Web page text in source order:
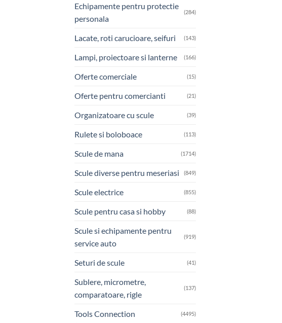
Echipamente pentru protectie
personala
(284)
Lacate, roti carucioare, seifuri (143)
Lampi, proiectoare si lanterne (166)
Oferte comerciale (15)
Oferte pentru comercianti (21)
Organizatoare cu scule (39)
Rulete si boloboace (113)
Scule de mana (1714)
Scule diverse pentru meseriasi (849)
Scule electrice (855)
Scule pentru casa si hobby (88)
Scule si echipamente pentru
service auto
(919)
Seturi de scule (41)
Sublere, micrometre,
comparatoare, rigle
(137)
Tools Connection (4495)